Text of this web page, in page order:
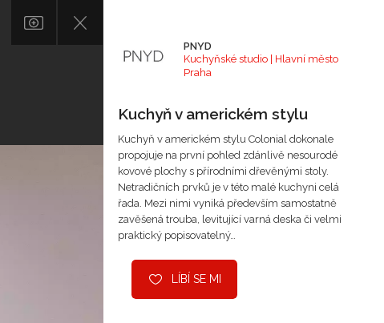
PNYD
Kuchyňské studio | Hlavní město
Praha
Kuchyň v americkém stylu
Kuchyň v americkém stylu Colonial dokonale
propojuje na první pohled zdánlivě nesourodé
kovové plochy s přírodními dřevěnými stoly.
Netradičních prvků je v této malé kuchyni celá
řada. Mezi nimi vyniká především samostatně
zavěšená trouba, levitující varná deska či velmi
praktický popisovatelný…
LÍBÍ SE MI